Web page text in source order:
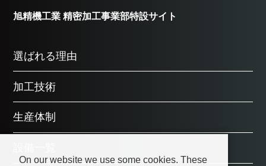
旭精機工業 精密加工事業部特設サイト
選ばれる理由
加工技術
生産体制
On our website we use some cookies. These